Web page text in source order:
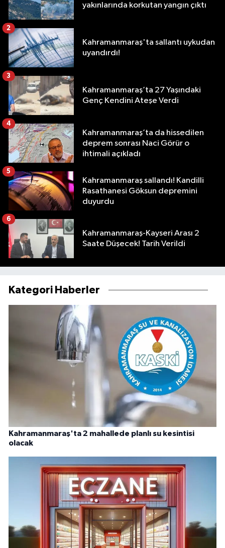
yakınlarında korkutan yangın çıktı
Kahramanmaraş'ta sallantı uykudan
uyandırdı!
2
Kahramanmaraş’ta 27 Yaşındaki
Genç Kendini Ateşe Verdi
3
Kahramanmaraş’ta da hissedilen
deprem sonrası Naci Görür o
ihtimali açıkladı
4
Kahramanmaraş sallandı! Kandilli
Rasathanesi Göksun depremini
duyurdu
5
Kahramanmaraş-Kayseri Arası 2
Saate Düşecek! Tarih Verildi
6
Kategori Haberler
Kahramanmaraş'ta 2 mahallede planlı su kesintisi
olacak